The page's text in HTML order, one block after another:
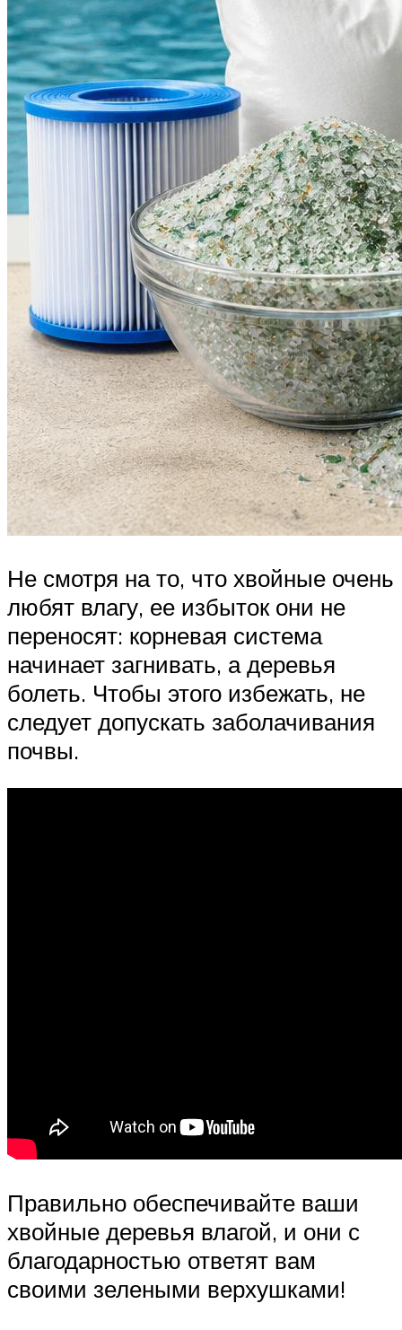
Не смотря на то, что хвойные очень
любят влагу, ее избыток они не
переносят: корневая система
начинает загнивать, а деревья
болеть. Чтобы этого избежать, не
следует допускать заболачивания
почвы.
Правильно обеспечивайте ваши
хвойные деревья влагой, и они с
благодарностью ответят вам
своими зелеными верхушками!